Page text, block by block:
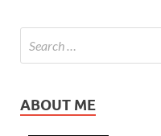
ABOUT ME